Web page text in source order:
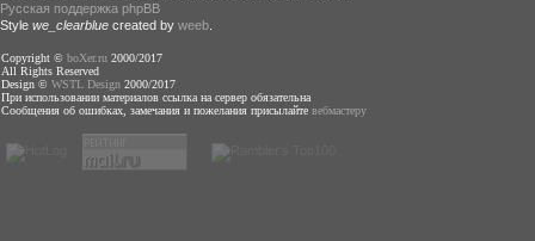
Русская поддержка phpBB
Style we_clearblue created by weeb
Copyright © boXer.ru 2000/2017
All Rights Reserved
Design © WSTL Design 2000/2017
При использовании материалов ссылка на сервер обязательна
Сообщения об ошибках, замечания и пожелания присылайте вебмастеру